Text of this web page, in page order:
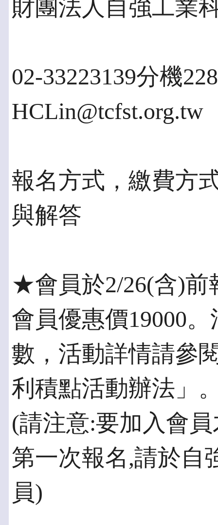
財團法人自強工業
02-33223139分機
HCLin@tcfst.org.tw
報名方式，繳費方
與解答
★會員於2/26(含)前
會員優惠價19000
數，活動詳情請參
利積點活動辦法」
(請注意:要加入會
第一次報名,請於自
員)